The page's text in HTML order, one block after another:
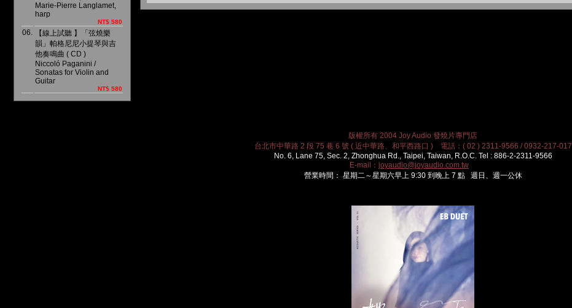
Marie-Pierre Langlamet,
harp
NT$ 580
06.
【線上試聽 】「弦燒樂
韻」帕格尼尼小提琴與吉
他奏鳴曲 ( CD )
Niccoló Paganini /
Sonatas for Violin and
Guitar
NT$ 580
版權所有 2004 Joy Audio 發燒片專門店
台北市中華路 2 段 75 巷 6 號 ( 近中華路、和平西路口 ) 電話：( 02 ) 2311-9566 / 0932-217-017
No. 6, Lane 75, Sec. 2, Zhonghua Rd., Taipei, Taiwan, R.O.C. Tel : 886-2-2311-9566
E-mail： joyaudio@joyaudio.com.tw
營業時間： 星期二～星期六早上 9:30 到晚上 7 點 週日、週一公休